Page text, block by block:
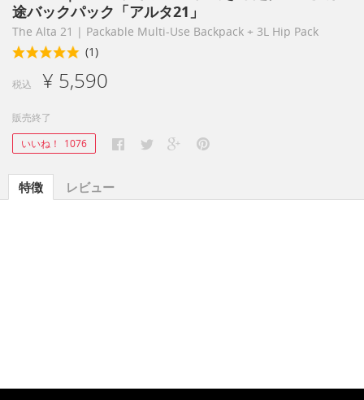
途バックパック「アルタ21」
The Alta 21 | Packable Multi-Use Backpack + 3L Hip Pack
(1)
税込 ¥ 5,590
販売終了
いいね！
1076
特徴 レビュー